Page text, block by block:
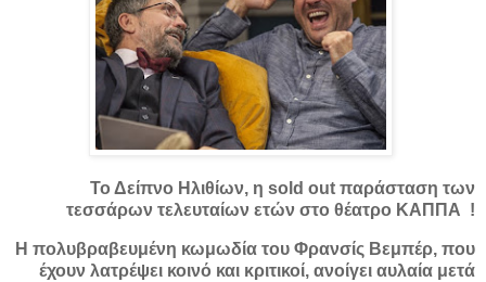
Το Δείπνο Ηλιθίων, η sold out παράσταση των
τεσσάρων τελευταίων ετών στο θέατρο ΚΑΠΠΑ !
Η πολυβραβευμένη κωμωδία του Φρανσίς Βεμπέρ, που
έχουν λατρέψει κοινό και κριτικοί, ανοίγει αυλαία μετά